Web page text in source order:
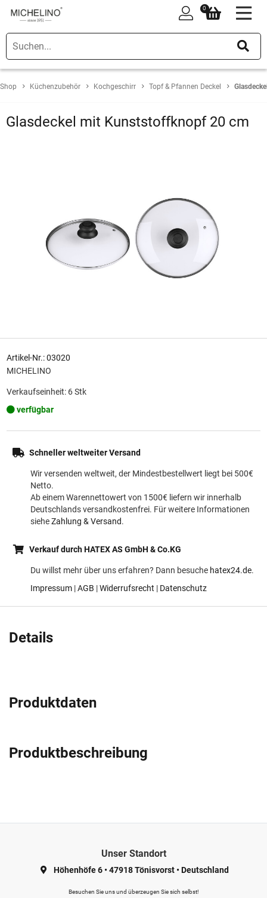
0
0
Shop Küchenzubehör Kochgeschirr Topf & Pfannen Deckel
Glasdeckel mit Kunststoffknopf 20 cm
Artikel-Nr.: 03020
MICHELINO
Verkaufseinheit: 6 Stk
verfügbar
Schneller weltweiter Versand
Wir versenden weltweit, der Mindestbestellwert liegt bei 500€
Netto.
Ab einem Warennettowert von 1500€ liefern wir innerhalb
Deutschlands versandkostenfrei. Für weitere Informationen
sieheZahlung & Versand.
Verkauf durch HATEX AS GmbH & Co.KG
Du willst mehr über uns erfahren? Dann besuche hatex24.de.
Impressum |AGB |Widerrufsrecht | Datenschutz
Details
Produktdaten
Produktbeschreibung
Unser Standort
Höhenhöfe 6 •47918 Tönisvorst •Deutschland
Besuchen Sie uns und überzeugen Sie sich selbst!